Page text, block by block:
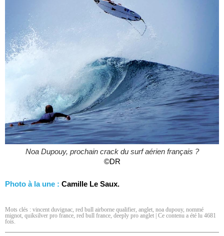
Noa Dupouy, prochain crack du surf aérien français ?
©DR
Photo à la une : Camille Le Saux.
Mots clés : vincent duvignac red bull airborne qualifier anglet noa dupouy, nommé
mignot quiksilver pro france red bull france deeply pro anglet | Ce contenu a été lu 4681
fois.